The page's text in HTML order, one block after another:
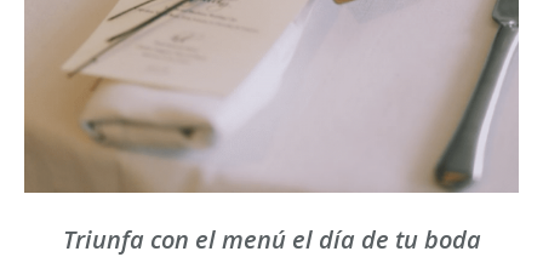
Triunfa con el menú el día de tu boda